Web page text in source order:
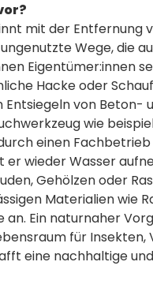
mit der Entfernung
Wege, die
Eigentümer:innen
Hacke oder
Entsiegeln von
wie
einen
wieder Wasser
Gehölzen oder
Materialien wie
an. Ein naturnaher
für Insekten,
eine nachhaltige